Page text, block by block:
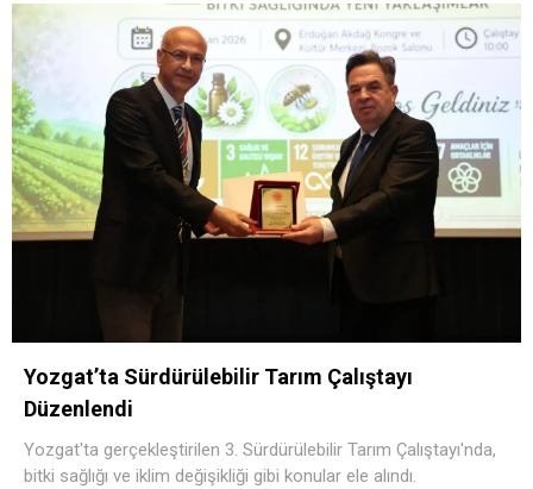
Yozgat’ta Sürdürülebilir Tarım Çalıştayı
Düzenlendi
Yozgat'ta gerçekleştirilen 3. Sürdürülebilir Tarım Çalıştayı'nda,
bitki sağlığı ve iklim değişikliği gibi konular ele alındı.